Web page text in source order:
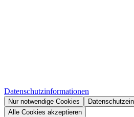
Datenschutzinformationen
Nur notwendige Cookies
Alle Cookies akzeptieren